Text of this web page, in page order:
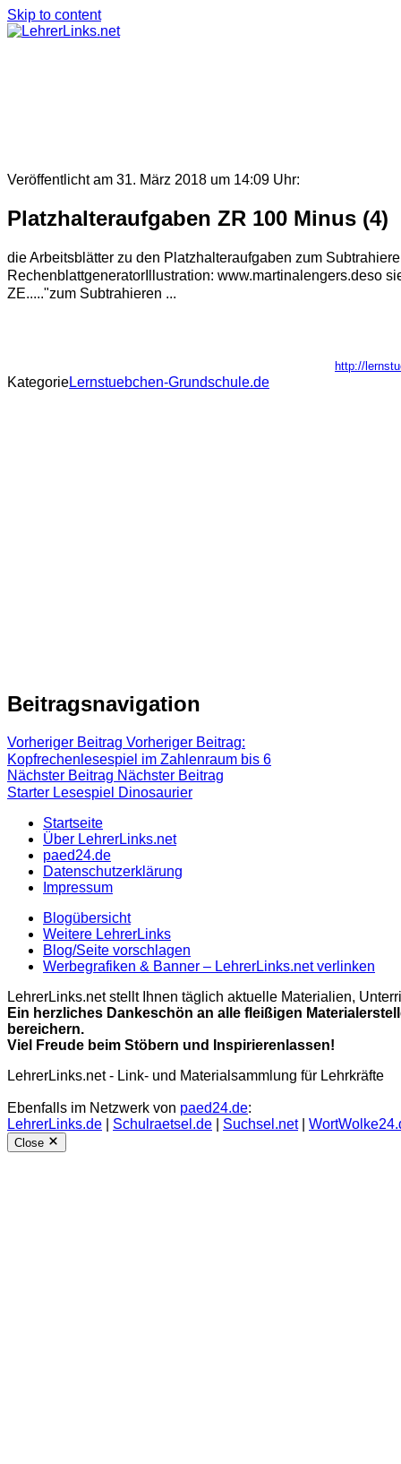
Skip to content
Veröffentlicht am 31. März 2018 um 14:09 Uhr:
Platzhalteraufgaben ZR 100 Minus (4)
die Arbeitsblätter zu den Platzhalteraufgaben zum
RechenblattgeneratorIllustration: www.martinalengers.deso
ZE....."zum Subtrahieren ...
http://
KategorieLernstuebchen-Grundschule.de
Beitragsnavigation
Vorheriger Beitrag Vorheriger Beitrag:
Kopfrechenlesespiel im Zahlenraum bis 6
Nächster Beitrag Nächster Beitrag
Starter Lesespiel Dinosaurier
Startseite
Über LehrerLinks.net
paed24.de
Datenschutzerklärung
Impressum
Blogübersicht
Weitere LehrerLinks
Blog/Seite vorschlagen
Werbegrafiken & Banner – LehrerLinks.net verlinken
LehrerLinks.net stellt Ihnen täglich aktuelle Materialien,
Ein herzliches Dankeschön an alle fleißigen
bereichern.
Viel Freude beim Stöbern und Inspirierenlassen!
LehrerLinks.net - Link- und Materialsammlung für Lehrkräfte
Ebenfalls im Netzwerk von paed24.de:
LehrerLinks.de
Schulraetsel.de Suchsel.net|
Close